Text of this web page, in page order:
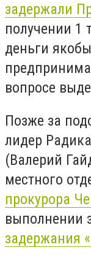
задержали
получении 1
деньги
вопросе
Позже за
лидер
(Валерий
местного
прокурора
выполнении
задержания